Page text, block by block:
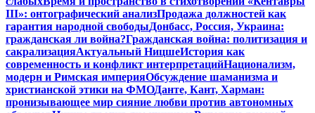
III»: онтографический анализПродажа должностей как
гарантия народной свободыДонбасс, Россия, Украина:
гражданская ли война?Гражданская война: политизация и
сакрализацияАктуальный НицшеИстория как
современность и конфликт интерпретацийНационализм,
модерн и Римская империяОбсуждение шаманизма и
христианской этики на ФМОДанте, Кант, Харман:
пронизывающее мир сияние любви против автономных